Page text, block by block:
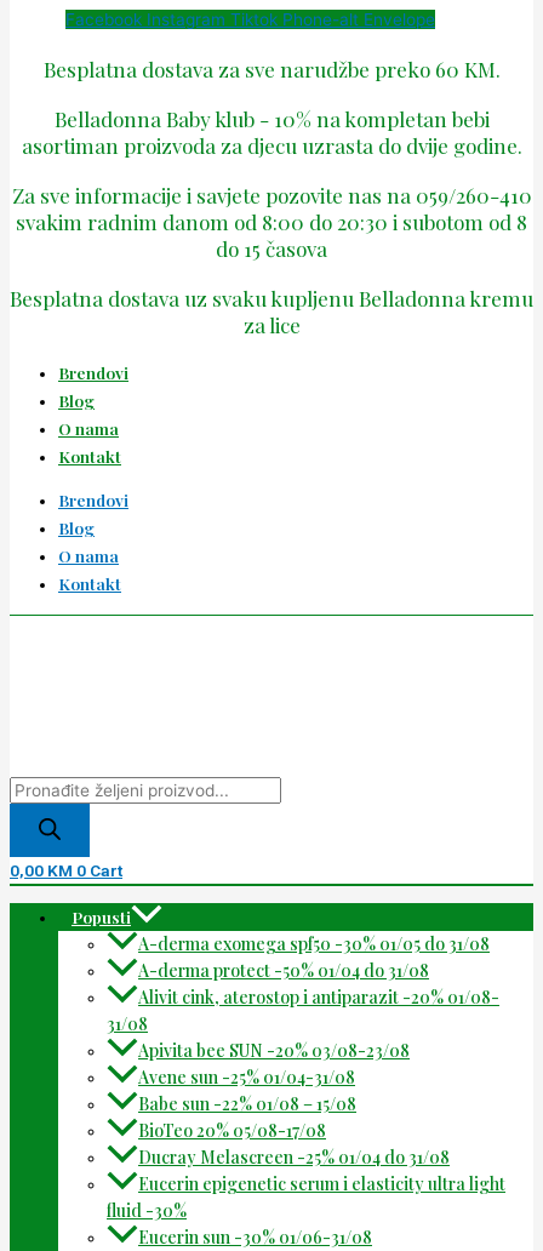
Facebook Instagram Tiktok Phone-alt Envelope
Besplatna dostava za sve narudžbe preko 60 KM.
Belladonna Baby klub - 10% na kompletan bebi
asortiman proizvoda za djecu uzrasta do dvije godine.
Za sve informacije i savjete pozovite nas na 059/260-410
svakim radnim danom od 8:00 do 20:30 i subotom od 8
do 15 časova
Besplatna dostava uz svaku kupljenu Belladonna kremu
za lice
Brendovi
Blog
O nama
Kontakt
Brendovi
Blog
O nama
Kontakt
0,00 KM 0 Cart
Popusti
A-derma exomega spf50 -30% 01/05 do 31/08
A-derma protect -50% 01/04 do 31/08
Alivit cink, aterostop i antiparazit -20% 01/08-
31/08
Apivita bee SUN -20% 03/08-23/08
Avene sun -25% 01/04-31/08
Babe sun -22% 01/08 – 15/08
BioTeo 20% 05/08-17/08
Ducray Melascreen -25% 01/04 do 31/08
Eucerin epigenetic serum i elasticity ultra light
fluid -30%
Eucerin sun -30% 01/06-31/08